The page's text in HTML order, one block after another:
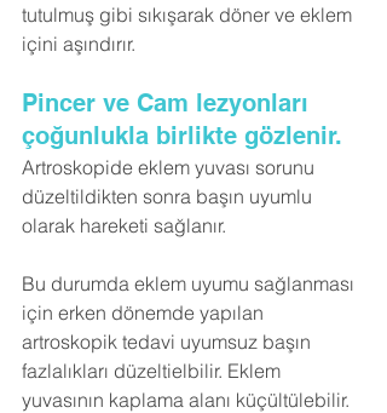
tutulmuş gibi sıkışarak döner ve eklem
içini aşındırır.
Pincer ve Cam lezyonları
çoğunlukla birlikte gözlenir.
Artroskopide eklem yuvası sorunu
düzeltildikten sonra başın uyumlu
olarak hareketi sağlanır.
Bu durumda eklem uyumu sağlanması
için erken dönemde yapılan
artroskopik tedavi uyumsuz başın
fazlalıkları düzeltielbilir. Eklem
yuvasının kaplama alanı küçültülebilir.